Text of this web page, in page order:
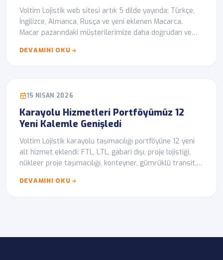
Voltim Lojistik web sitesi artık 5 dilde yayında: Türkçe,
İngilizce, Almanca, Rusça ve yeni eklenen Macarca.
Macar pazarındaki müşterilerimize daha doğrudan ve
DEVAMINI OKU
15 NISAN 2026
Karayolu Hizmetleri Portföyümüz 12
Yeni Kalemle Genişledi
Voltim Lojistik karayolu taşımacılığı portföyüne 12 yeni
alt hizmet eklendi: FTL, LTL, gabari dışı, proje lojistiği,
nükleer proje taşımacılığı, konteyner, gümrüklü transit,
teslimat.
DEVAMINI OKU